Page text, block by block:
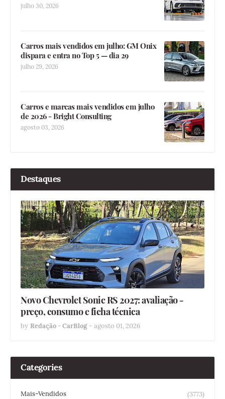
julho 30, 2026
Carros mais vendidos em julho: GM Onix
dispara e entra no Top 5 — dia 29
julho 29, 2026
Carros e marcas mais vendidos em julho
de 2026 - Bright Consulting
agosto 03, 2026
Destaques
Novo Chevrolet Sonic RS 2027: avaliação -
preço, consumo e ficha técnica
by Redação - CarBlog - agosto 01, 2026
Categories
Mais-Vendidos
(3773)